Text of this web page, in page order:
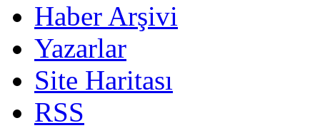
Haber Arşivi
Yazarlar
Site Haritası
RSS